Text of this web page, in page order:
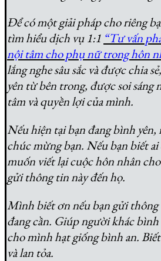
Để có một giải pháp cho riêng
tìm hiểu dịch vụ 1:1 “Tư vấn
nội tâm cho phụ nữ trong hôn
lắng nghe sâu sắc và được chia
yên từ bên trong, được soi sáng
tâm và quyền lợi của mình.
Nếu hiện tại bạn đang bình
chúc mừng bạn. Nếu bạn biết
muốn viết lại cuộc hôn nhân
gửi thông tin này đến họ.
Mình biết ơn nếu bạn gửi
đang cần. Giúp người khác bình
cho mình hạt giống bình an.
và lan tỏa.